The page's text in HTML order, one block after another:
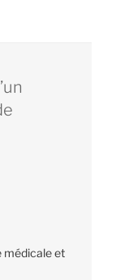
médicale et